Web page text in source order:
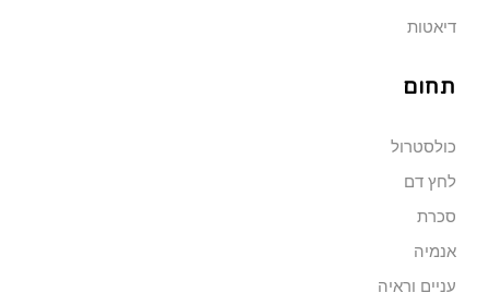
דיאטות
תחום
כולסטרול
לחץ דם
סכרת
אנמיה
עניים וראיה